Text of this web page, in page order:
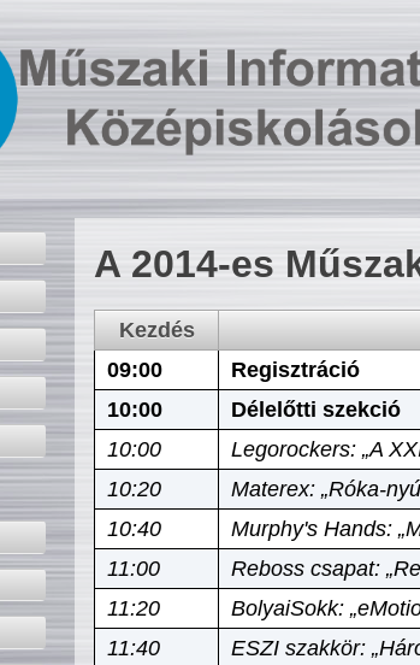
A 2014-es
Kezdés
09:00
Regisztráció
10:00
Délelőtti szekció
10:00
Legorockers: „A
10:20
Materex: „Róka-
10:40
Murphy's Hands:
11:00
Reboss csapat:
11:20
BolyaiSokk:
11:40
ESZI szakkör: